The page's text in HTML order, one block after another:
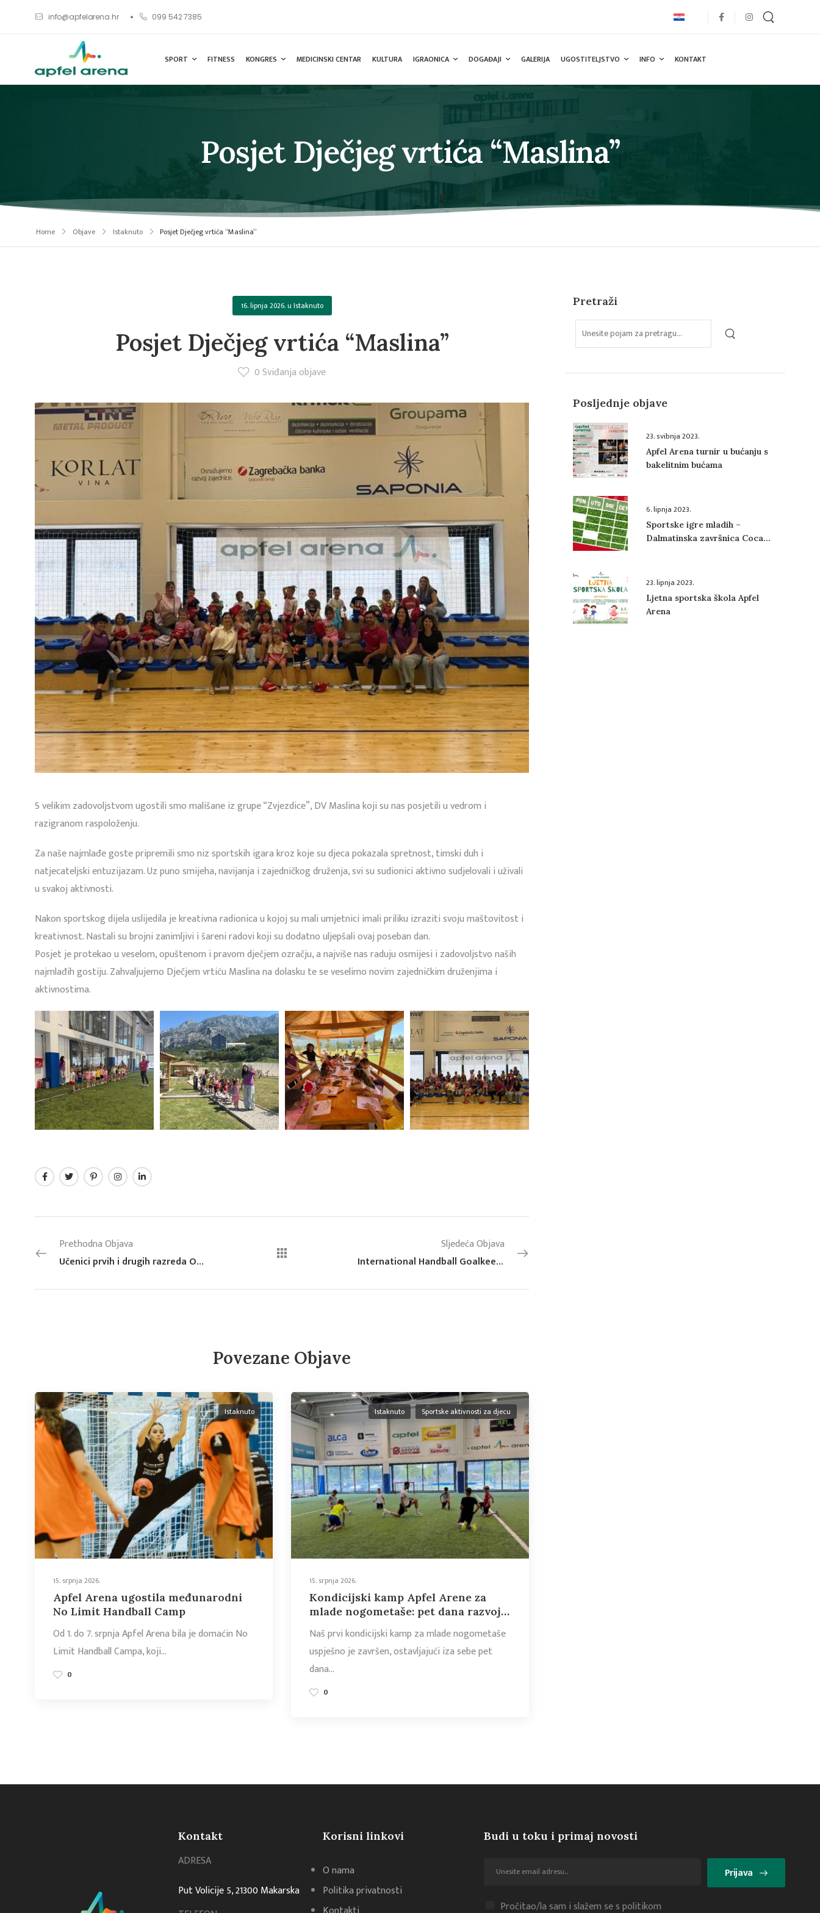
info@apfelarena.hr 099 542 7385
SPORT FITNESS KONGRES MEDICINSKI CENTAR KULTURA IGRAONICA DOGAĐAJI GALERIJA UGOSTITELJSTVO INFO KONTAKT
Posjet Dječjeg vrtića “Maslina”
Home Objave Istaknuto Posjet Dječjeg vrtića “Maslina”
Pretraži
Posljednje objave
23. svibnja 2023.
Apfel Arena turnir u bućanju s
bakelitnim bućama
6. lipnja 2023.
Sportske igre mladih –
Dalmatinska završnica Coca
23. lipnja 2023.
Ljetna sportska škola Apfel
Arena
16. lipnja 2026.u Istaknuto
Posjet Dječjeg vrtića “Maslina”
0 Sviđanja objave
S velikim zadovoljstvom ugostili smo mališane iz grupe “Zvjezdice”, DV Maslina koji su nas posjetili u vedrom i
razigranom raspoloženju.
Za naše najmlađe goste pripremili smo niz sportskih igara kroz koje su djeca pokazala spretnost, timski duh i
natjecateljski entuzijazam. Uz puno smijeha, navijanja i zajedničkog druženja, svi su sudionici aktivno sudjelovali i uživali
u svakoj aktivnosti.
Nakon sportskog dijela uslijedila je kreativna radionica u kojoj su mali umjetnici imali priliku izraziti svoju maštovitost i
kreativnost. Nastali su brojni zanimljivi i šareni radovi koji su dodatno uljepšali ovaj poseban dan.
Posjet je protekao u veselom, opuštenom i pravom dječjem ozračju, a najviše nas raduju osmijesi i zadovoljstvo naših
najmlađih gostiju. Zahvaljujemo Dječjem vrtiću Maslina na dolasku te se veselimo novim zajedničkim druženjima i
aktivnostima.
Prethodna Objava
Učenici prvih i drugih razreda OŠ Stjepana Ivičevića u posjetu Apfel Areni
Sljedeća Objava
International Handball Goalkeeper Camp 2026 uspješno održan u Omišu i Makarskoj
Povezane Objave
15. srpnja 2026.
Istaknuto
Apfel Arena ugostila međunarodni
No Limit Handball Camp
Od 1. do 7. srpnja Apfel Arena bila je domaćin No
Limit Handball Campa, koji…
0
15. srpnja 2026.
Istaknuto Sportske aktivnosti za djecu
Kondicijski kamp Apfel Arene za
mlade nogometaše: pet dana razvoja
sportskog zajedništva
Naš prvi kondicijski kamp za mlade nogometaše
uspješno je završen, ostavljajući iza sebe pet
dana…
0
Kontakt
ADRESA
Put Volicije 5, 21300 Makarska
Korisni linkovi
O nama
Politika privatnosti
Budi u toku i primaj novosti
Pročitao/la sam i slažem se s politikom
Prijava